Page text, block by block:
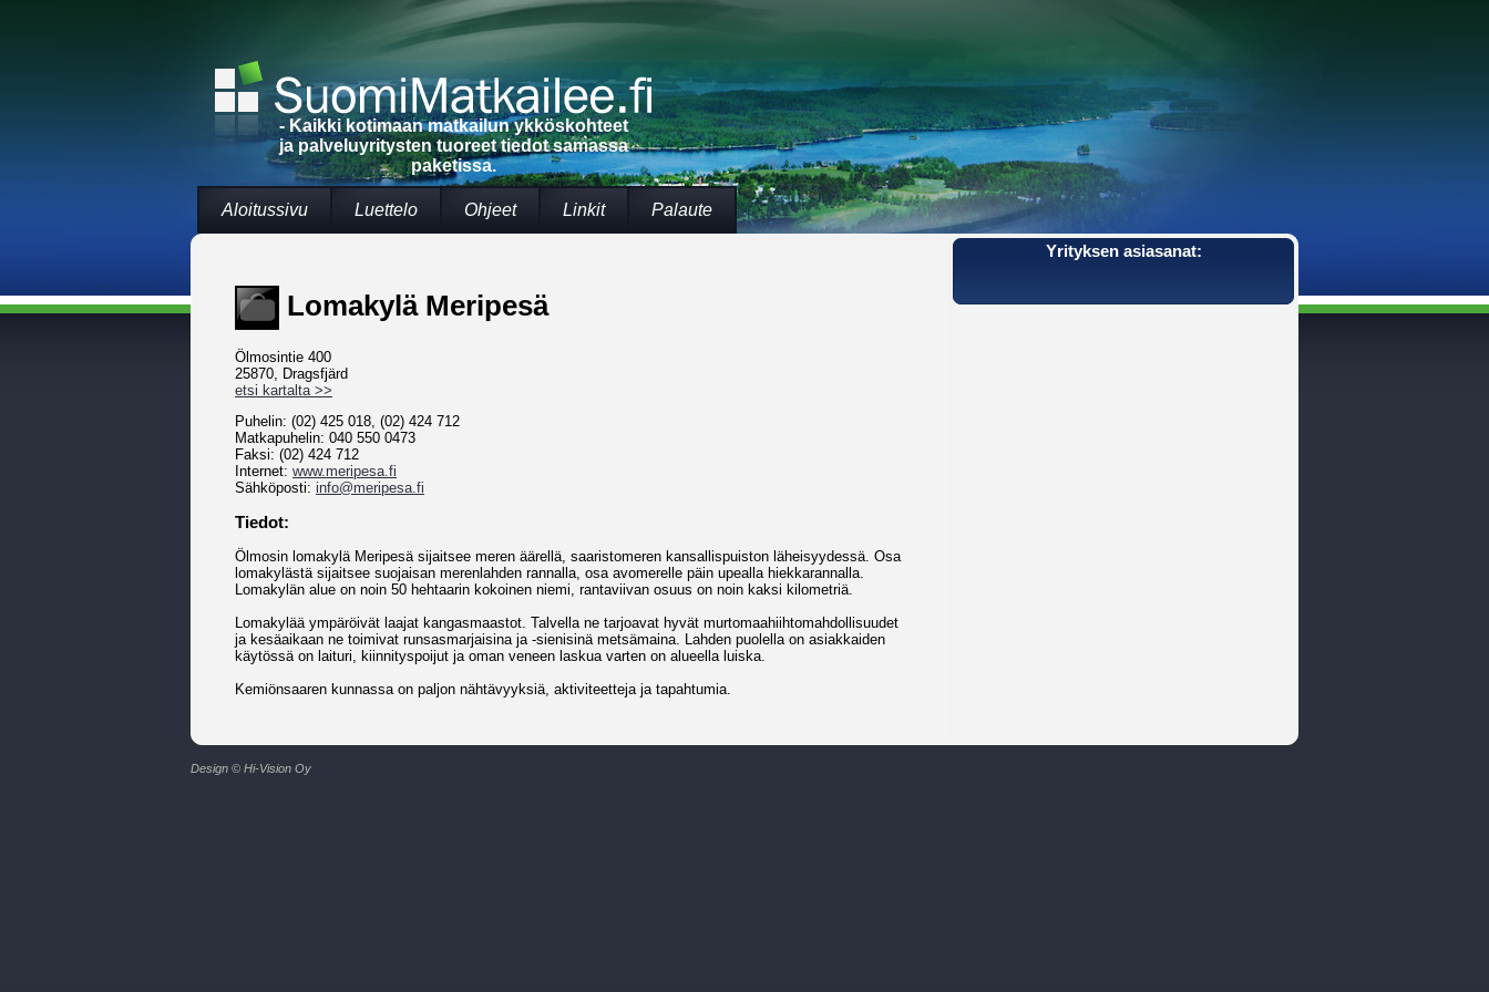
- Kaikki kotimaan matkailun ykköskohteet
ja palveluyritysten tuoreet tiedot samassa
paketissa.
Aloitussivu Luettelo Ohjeet Linkit Palaute
Lomakylä Meripesä
Ölmosintie 400
25870, Dragsfjärd
etsi kartalta >>
Puhelin: (02) 425 018, (02) 424 712
Matkapuhelin: 040 550 0473
Faksi: (02) 424 712
Internet: www.meripesa.fi
Sähköposti: info@meripesa.fi
Tiedot:
Ölmosin lomakylä Meripesä sijaitsee meren äärellä, saaristomeren kansallispuiston läheisyydessä. Osa
lomakylästä sijaitsee suojaisan merenlahden rannalla, osa avomerelle päin upealla hiekkarannalla.
Lomakylän alue on noin 50 hehtaarin kokoinen niemi, rantaviivan osuus on noin kaksi kilometriä.
Lomakylää ympäröivät laajat kangasmaastot. Talvella ne tarjoavat hyvät murtomaahiihtomahdollisuudet
ja kesäaikaan ne toimivat runsasmarjaisina ja -sienisinä metsämaina. Lahden puolella on asiakkaiden
käytössä on laituri, kiinnityspoijut ja oman veneen laskua varten on alueella luiska.
Kemiönsaaren kunnassa on paljon nähtävyyksiä, aktiviteetteja ja tapahtumia.
Yrityksen asiasanat:
Design © Hi-Vision Oy